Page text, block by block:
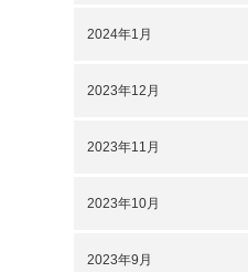
2024年1月
2023年12月
2023年11月
2023年10月
2023年9月